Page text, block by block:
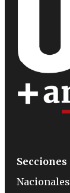
Secciones
Nacionales